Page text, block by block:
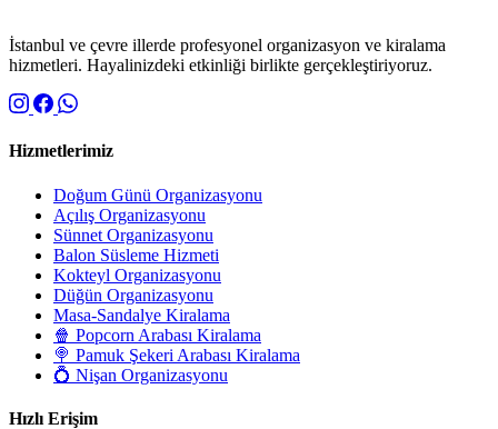
İstanbul ve çevre illerde profesyonel organizasyon ve kiralama
hizmetleri. Hayalinizdeki etkinliği birlikte gerçekleştiriyoruz.
Hizmetlerimiz
Doğum Günü Organizasyonu
Açılış Organizasyonu
Sünnet Organizasyonu
Balon Süsleme Hizmeti
Kokteyl Organizasyonu
Düğün Organizasyonu
Masa-Sandalye Kiralama
🍿 Popcorn Arabası Kiralama
🍭 Pamuk Şekeri Arabası Kiralama
💍 Nişan Organizasyonu
Hızlı Erişim